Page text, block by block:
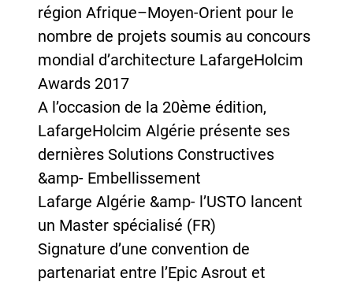
région Afrique–Moyen-Orient pour le
nombre de projets soumis au concours
mondial d’architecture LafargeHolcim
Awards 2017
A l’occasion de la 20ème édition,
LafargeHolcim Algérie présente ses
dernières Solutions Constructives
&amp- Embellissement
Lafarge Algérie &amp- l’USTO lancent
un Master spécialisé (FR)
Signature d’une convention de
partenariat entre l’Epic Asrout et